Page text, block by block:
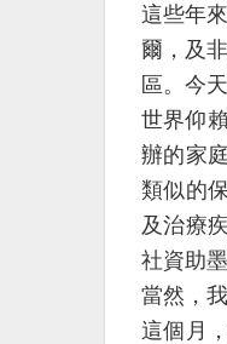
這些年
爾，及
區。今
世界仰
辦的家
類似的
及治療
社資助
當然，
這個月